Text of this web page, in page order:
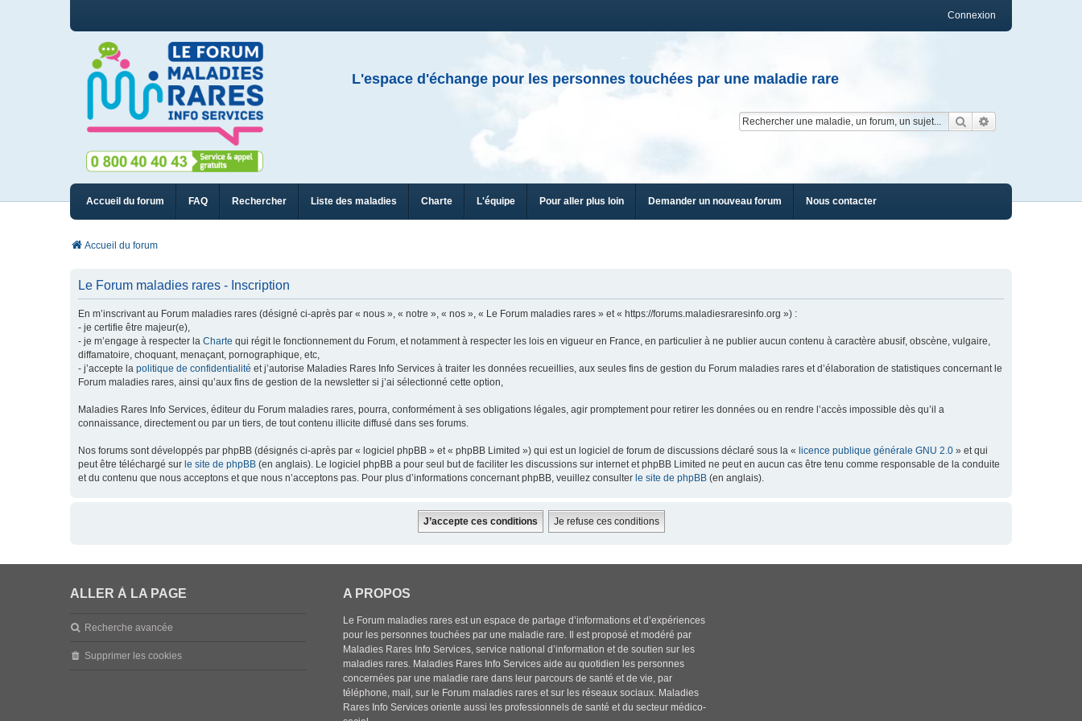
Connexion
L'espace d'échange pour les personnes touchées par une maladie rare
Rechercher
Accueil du forum FAQ Rechercher Liste des maladies Charte L'équipe Pour aller plus loin Demander un nouveau forum Nous contacter
Accueil du forum
Le Forum maladies rares - Inscription
En m’inscrivant au Forum maladies rares (désigné ci-après par « nous », « notre », « nos », « Le Forum maladies rares » et « https://forums.maladiesraresinfo.org ») :
- je certifie être majeur(e),
- je m’engage à respecter la Charte qui régit le fonctionnement du Forum, et notamment à respecter les lois en vigueur en France, en particulier à ne publier aucun contenu à caractère abusif, obscène, vulgaire,
diffamatoire, choquant, menaçant, pornographique, etc,
- j’accepte la politique de confidentialité et j’autorise Maladies Rares Info Services à traiter les données recueillies, aux seules fins de gestion du Forum maladies rares et d’élaboration de statistiques concernant le
Forum maladies rares, ainsi qu’aux fins de gestion de la newsletter si j’ai sélectionné cette option,
Maladies Rares Info Services, éditeur du Forum maladies rares, pourra, conformément à ses obligations légales, agir promptement pour retirer les données ou en rendre l’accès impossible dès qu’il a
connaissance, directement ou par un tiers, de tout contenu illicite diffusé dans ses forums.
Nos forums sont développés par phpBB (désignés ci-après par « logiciel phpBB » et « phpBB Limited ») qui est un logiciel de forum de discussions déclaré sous la « licence publique générale GNU 2.0 » et qui
peut être téléchargé sur le site de phpBB (en anglais). Le logiciel phpBB a pour seul but de faciliter les discussions sur internet et phpBB Limited ne peut en aucun cas être tenu comme responsable de la conduite
et du contenu que nous acceptons et que nous n’acceptons pas. Pour plus d’informations concernant phpBB, veuillez consulter le site de phpBB (en anglais).
ALLER À LA PAGE
Recherche avancée
Supprimer les cookies
A PROPOS
Le Forum maladies rares est un espace de partage d’informations et d’expériences
pour les personnes touchées par une maladie rare. Il est proposé et modéré par
Maladies Rares Info Services, service national d’information et de soutien sur les
maladies rares. Maladies Rares Info Services aide au quotidien les personnes
concernées par une maladie rare dans leur parcours de santé et de vie, par
téléphone, mail, sur le Forum maladies rares et sur les réseaux sociaux. Maladies
Rares Info Services oriente aussi les professionnels de santé et du secteur médico-